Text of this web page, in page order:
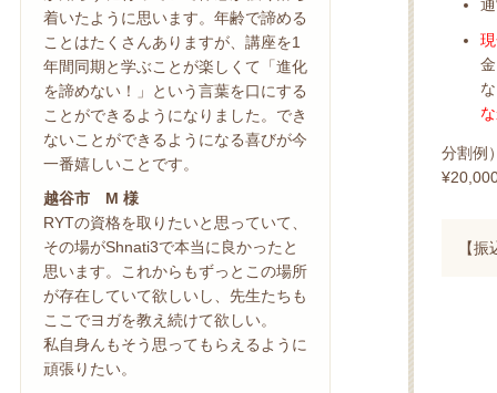
分割例
【
着いたように思います。年齢で諦める
ことはたくさんありますが、講座を1
年間同期と学ぶことが楽しくて「進化
を諦めない！」という言葉を口にする
ことができるようになりました。でき
ないことができるようになる喜びが今
一番嬉しいことです。
越谷市 M 様
RYTの資格を取りたいと思っていて、
その場がShnati3で本当に良かったと
思います。これからもずっとこの場所
が存在していて欲しいし、先生たちも
ここでヨガを教え続けて欲しい。
私自身んもそう思ってもらえるように
頑張りたい。